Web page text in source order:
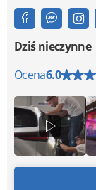
Dziś nieczynne
Ocena6.0